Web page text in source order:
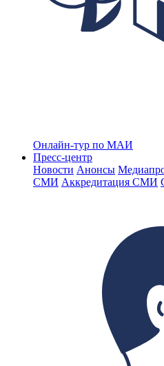
Онлайн-тур по МАИ
Пресс-центр
Новости Анонсы
СМИ Аккредитация СМИ